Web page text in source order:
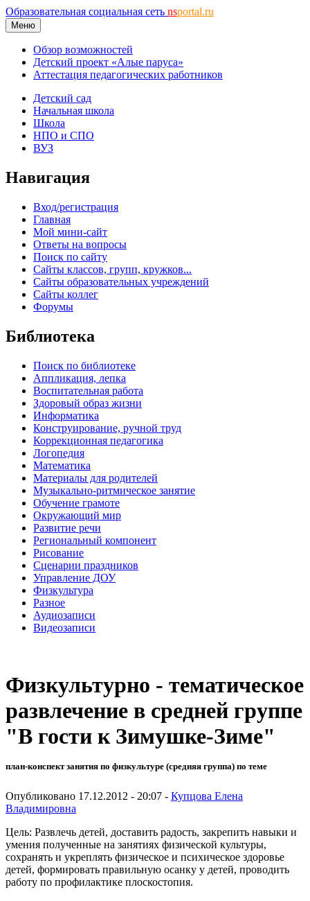
Образовательная социальная сеть nsportal.ru
Меню
Обзор возможностей
Детский проект «Алые паруса»
Аттестация педагогических работников
Детский сад
Начальная школа
Школа
НПО и СПО
ВУЗ
Навигация
Вход/регистрация
Главная
Мой мини-сайт
Ответы на вопросы
Поиск по сайту
Сайты классов, групп, кружков...
Сайты образовательных учреждений
Сайты коллег
Форумы
Библиотека
Поиск по библиотеке
Аппликация, лепка
Воспитательная работа
Здоровый образ жизни
Информатика
Конструирование, ручной труд
Коррекционная педагогика
Логопедия
Математика
Материалы для родителей
Музыкально-ритмическое занятие
Обучение грамоте
Окружающий мир
Развитие речи
Региональный компонент
Рисование
Сценарии праздников
Управление ДОУ
Физкультура
Разное
Аудиозаписи
Видеозаписи
Физкультурно - тематическое
развлечение в средней группе
"В гости к Зимушке-Зиме"
план-конспект занятия по физкультуре (средняя группа) по теме
Опубликовано 17.12.2012 - 20:07 - Купцова Елена
Владимировна
Цель: Развлечь детей, доставить радость, закрепить навыки и
умения полученные на занятиях физической культуры,
сохранять и укреплять физическое и психическое здоровье
детей, формировать правильную осанку у детей, проводить
работу по профилактике плоскостопия.